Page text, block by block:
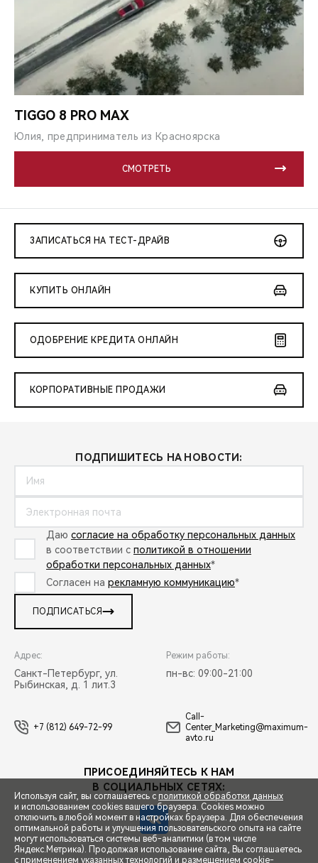
СПЕЦПРЕДЛОЖЕНИЯ
TIGGO 8 PRO MAX
Юлия, предприниматель из Красноярска
СМОТРЕТЬ
ЗАПИСАТЬСЯ НА ТЕСТ-ДРАЙВ
КУПИТЬ ОНЛАЙН
ОДОБРЕНИЕ КРЕДИТА ОНЛАЙН
КОРПОРАТИВНЫЕ ПРОДАЖИ
ПОДПИШИТЕСЬ НА НОВОСТИ:
Даю согласие на обработку персональных данных
в соответствии с политикой в отношении
обработки персональных данных*
Согласен на рекламную коммуникацию*
ПОДПИСАТЬСЯ
Адрес:
Санкт-Петербург, ул.
Рыбинская, д. 1 лит.3
Режим работы:
пн-вс: 09:00-21:00
+7 (812) 649-72-99
Call-
Center_Marketing@maximum-
avto.ru
ПРИСОЕДИНЯЙТЕСЬ К НАМ
В СОЦИАЛЬНЫХ СЕТЯХ:
Используя сайт, вы соглашаетесь с политикой обработки данных
и использованием cookies вашего браузера. Cookies можно
отключить в любой момент в настройках браузера. Для обеспечения
оптимальной работы и улучшения пользовательского опыта на сайте
могут использоваться системы веб-аналитики (в том числе
Яндекс.Метрика). Продолжая использование сайта, Вы соглашаетесь
с применением указанных технологий и размещением cookie-